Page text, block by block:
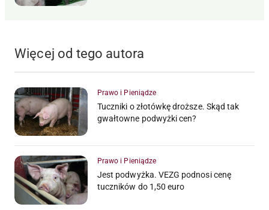
Więcej od tego autora
Prawo i Pieniądze
Tuczniki o złotówkę droższe. Skąd tak
gwałtowne podwyżki cen?
Prawo i Pieniądze
Jest podwyżka. VEZG podnosi cenę
tuczników do 1,50 euro